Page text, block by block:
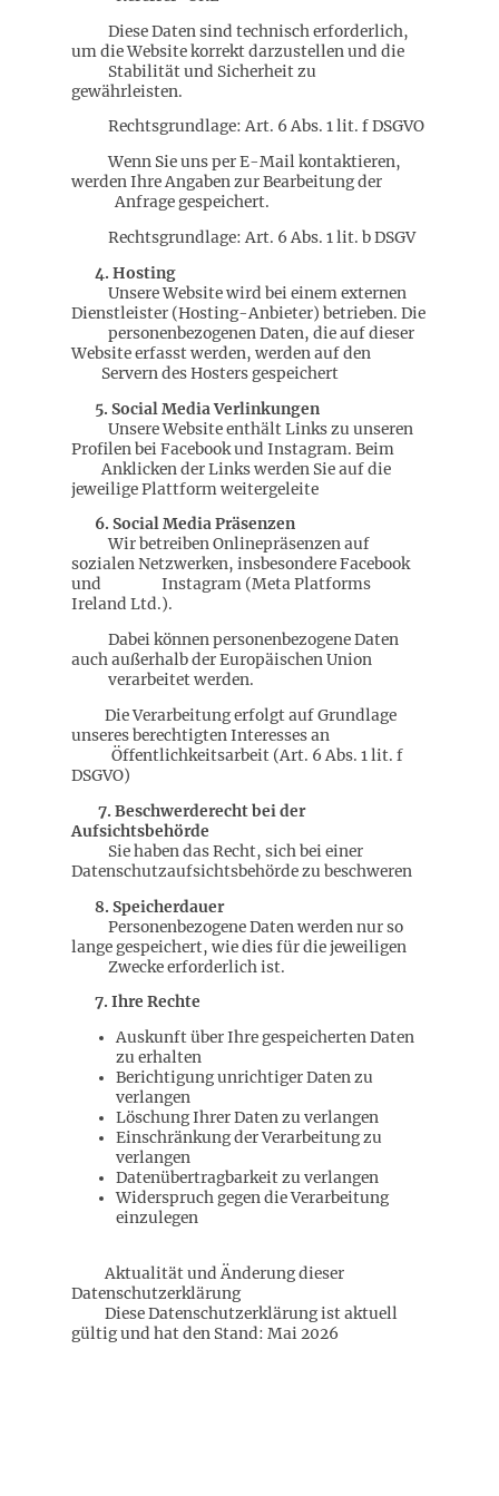
Diese Daten sind technisch erforderlich,
um die Website korrekt darzustellen und die
Stabilität und Sicherheit zu
gewährleisten.
Rechtsgrundlage: Art. 6 Abs. 1 lit. f DSGVO
Wenn Sie uns per E-Mail kontaktieren,
werden Ihre Angaben zur Bearbeitung der
Anfrage gespeichert.
Rechtsgrundlage: Art. 6 Abs. 1 lit. b DSGV
4. Hosting
Unsere Website wird bei einem externen
Dienstleister (Hosting-Anbieter) betrieben. Die
personenbezogenen Daten, die auf dieser
Website erfasst werden, werden auf den
Servern des Hosters gespeichert
5. Social Media Verlinkungen
Unsere Website enthält Links zu unseren
Profilen bei Facebook und Instagram. Beim
Anklicken der Links werden Sie auf die
jeweilige Plattform weitergeleite
6. Social Media Präsenzen
Wir betreiben Onlinepräsenzen auf
sozialen Netzwerken, insbesondere Facebook
und Instagram (Meta Platforms
Ireland Ltd.).
Dabei können personenbezogene Daten
auch außerhalb der Europäischen Union
verarbeitet werden.
Die Verarbeitung erfolgt auf Grundlage
unseres berechtigten Interesses an
Öffentlichkeitsarbeit (Art. 6 Abs. 1 lit. f
DSGVO)
7. Beschwerderecht bei der
Aufsichtsbehörde
Sie haben das Recht, sich bei einer
Datenschutzaufsichtsbehörde zu beschweren
8. Speicherdauer
Personenbezogene Daten werden nur so
lange gespeichert, wie dies für die jeweiligen
Zwecke erforderlich ist.
7. Ihre Rechte
Auskunft über Ihre gespeicherten Daten
zu erhalten
Berichtigung unrichtiger Daten zu
verlangen
Löschung Ihrer Daten zu verlangen
Einschränkung der Verarbeitung zu
verlangen
Datenübertragbarkeit zu verlangen
Widerspruch gegen die Verarbeitung
einzulegen
Aktualität und Änderung dieser
Datenschutzerklärung
Diese Datenschutzerklärung ist aktuell
gültig und hat den Stand: Mai 2026